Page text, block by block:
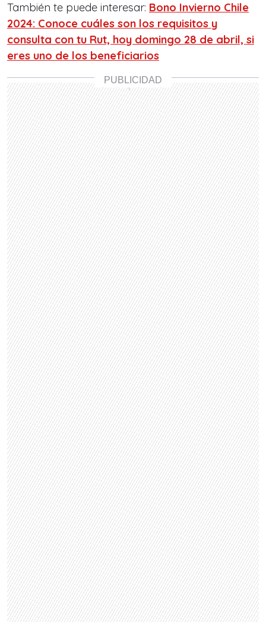
También te puede interesar: Bono Invierno Chile
2024: Conoce cuáles son los requisitos y
consulta con tu Rut, hoy domingo 28 de abril, si
eres uno de los beneficiarios